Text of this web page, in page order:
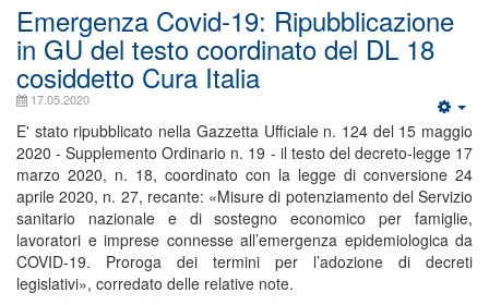
Emergenza Covid-19: Ripubblicazione
in GU del testo coordinato del DL 18
cosiddetto Cura Italia
17.05.2020
E' stato ripubblicato nella Gazzetta Ufficiale n. 124 del 15 maggio
2020 - Supplemento Ordinario n. 19 - il testo del decreto-legge 17
marzo 2020, n. 18, coordinato con la legge di conversione 24
aprile 2020, n. 27, recante: «Misure di potenziamento del Servizio
sanitario nazionale e di sostegno economico per famiglie,
lavoratori e imprese connesse all’emergenza epidemiologica da
COVID-19. Proroga dei termini per l’adozione di decreti
legislativi», corredato delle relative note.